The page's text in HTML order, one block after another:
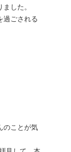
した。
過ごされる
のことが気